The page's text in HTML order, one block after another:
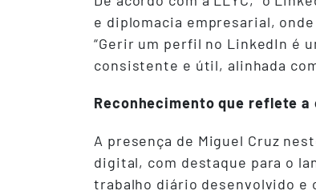
e diplomacia empresarial,
“Gerir um perfil no LinkedIn é
consistente e útil, alinhada
Reconhecimento que reflete
A presença de Miguel Cruz
digital, com destaque para o
trabalho diário desenvolvido e